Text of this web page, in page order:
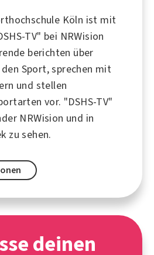
Köln ist mit
TV" bei NRWision
berichten über
Sport, sprechen mit
und stellen
vor. "DSHS-TV"
NRWision und in
zu sehen.
deinen